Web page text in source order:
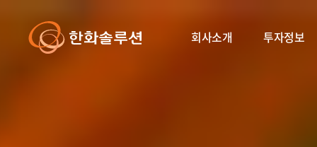
회사소개 투자정보